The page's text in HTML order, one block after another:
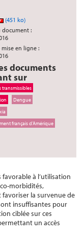
(451 ko)
document :
mise en ligne :
documents
sur
transmissibles
Dengue
français d’Amérique
favorable à l’utilisation
co-morbidités,
la survenue de
insuffisantes pour
ciblée sur ces
un accès